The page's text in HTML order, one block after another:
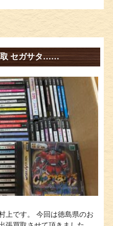
取 セガサタ……
上です。 今回は徳島県のお